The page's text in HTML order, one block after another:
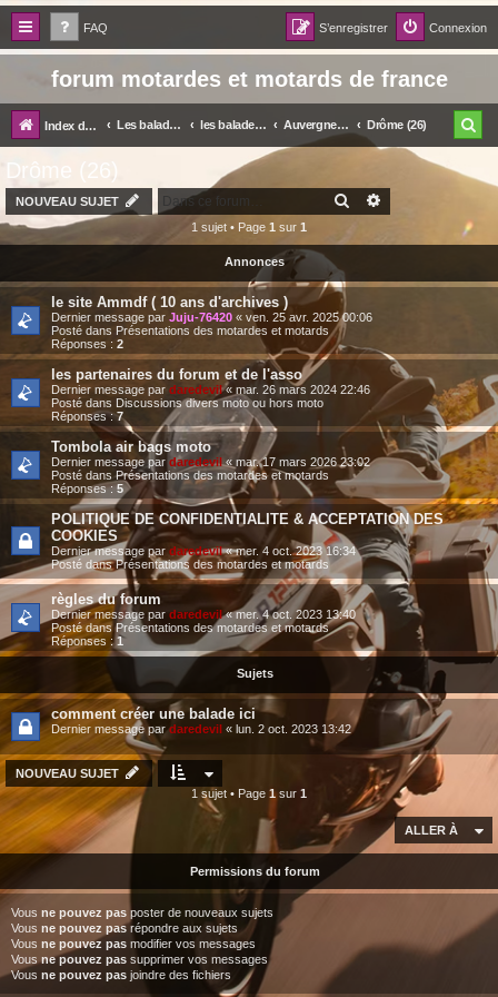
FAQ Connexion
S’enregistrer
forum motardes et motards de france
Index du forum Les balades par régions et départements les balades dans votre coin Auvergne-Rhône-Alpes Drôme (26)
c
e
e
r
Drôme (26)
NOUVEAU SUJET RECHERCHER
1 sujet • Page 1 sur 1
Annonces
le site Ammdf ( 10 ans d'archives )
Dernier message par Juju-76420 « ven. 25 avr. 2025 00:06
Posté dans Présentations des motardes et motards
Réponses : 2
les partenaires du forum et de l'asso
Dernier message par daredevil« mar. 26 mars 2024 22:46
Posté dans Discussions divers moto ou hors moto
Réponses :7
Tombola air bags moto
Dernier message par daredevil« mar. 17 mars 2026 23:02
Posté dansPrésentations des motardes et motards
Réponses :5
POLITIQUE DE CONFIDENTIALITE & ACCEPTATION DES
COOKIES
Dernier message par daredevil«mer. 4 oct. 2023 16:34
Posté dansPrésentations des motardes et motards
règles du forum
Dernier message par daredevil«mer. 4 oct. 2023 13:40
Posté dansPrésentations des motardes et motards
Réponses :1
Sujets
comment créer une balade ici
Dernier message pardaredevil « lun. 2 oct. 2023 13:42
NOUVEAU SUJET
1 sujet • Page 1sur 1
ALLER À
Permissions du forum
Vous ne pouvez pas poster de nouveaux sujets
Vous ne pouvez pasrépondre aux sujets
Vous ne pouvez pas modifier vos messages
Vous ne pouvez pas supprimer vos messages
Vous ne pouvez pas joindre des fichiers